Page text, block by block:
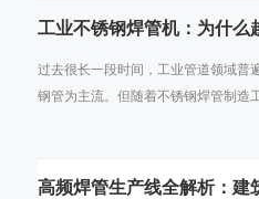
机
工业不锈钢焊管机：为什么
过去很长一段时间，工业管道领域普
钢管为主流。但随着不锈钢焊管制造
高频焊管生产线全解析：建